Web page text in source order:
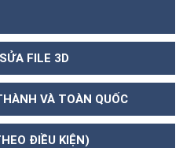
FILE 3D
VÀ TOÀN QUỐC
ĐIỀU KIỆN)